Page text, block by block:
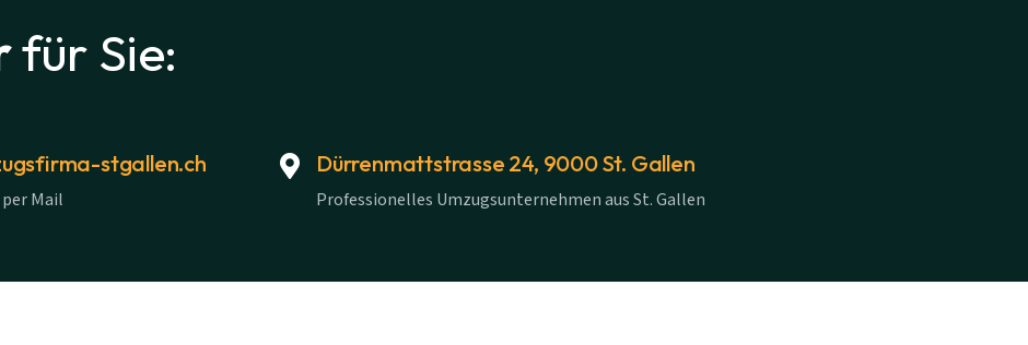
für Sie:
stgallen.ch
Mail
Dürrenmattstrasse 24, 9000 St. Gallen
Professionelles Umzugsunternehmen aus St. Gallen